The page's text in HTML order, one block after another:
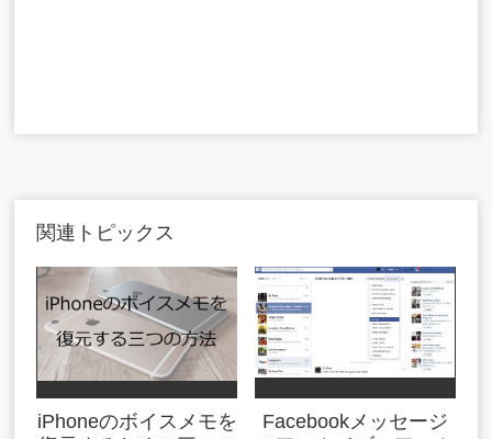
関連トピックス
iPhoneのボイスメモを
Facebookメッセージ